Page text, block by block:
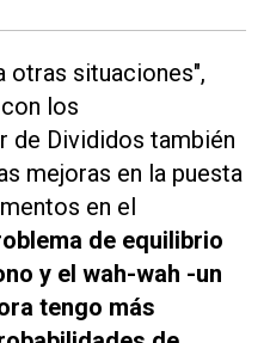
otras situaciones",
los
de Divididos también
mejoras en la puesta
en el
de equilibrio
y el wah-wah -un
tengo más